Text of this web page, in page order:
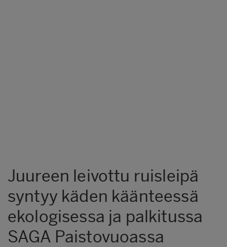
Juureen leivottu ruisleipä
syntyy käden käänteessä
ekologisessa ja palkitussa
SAGA Paistovuoassa